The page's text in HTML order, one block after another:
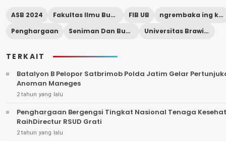
ASB 2024 Fakultas Ilmu Budaya (FIB) FIB UB
ngrembaka ing kalasuba)
Penghargaan
Seniman Dan Budayawan Universitas Brawijaya (UB)
TERKAIT
Batalyon B Pelopor Satbrimob Polda Jatim Gelar
Anoman Maneges
2 tahun yang lalu
Penghargaan Bergengsi Tingkat Nasional Tenaga
RaihDirectur RSUD Grati
2 tahun yang lalu